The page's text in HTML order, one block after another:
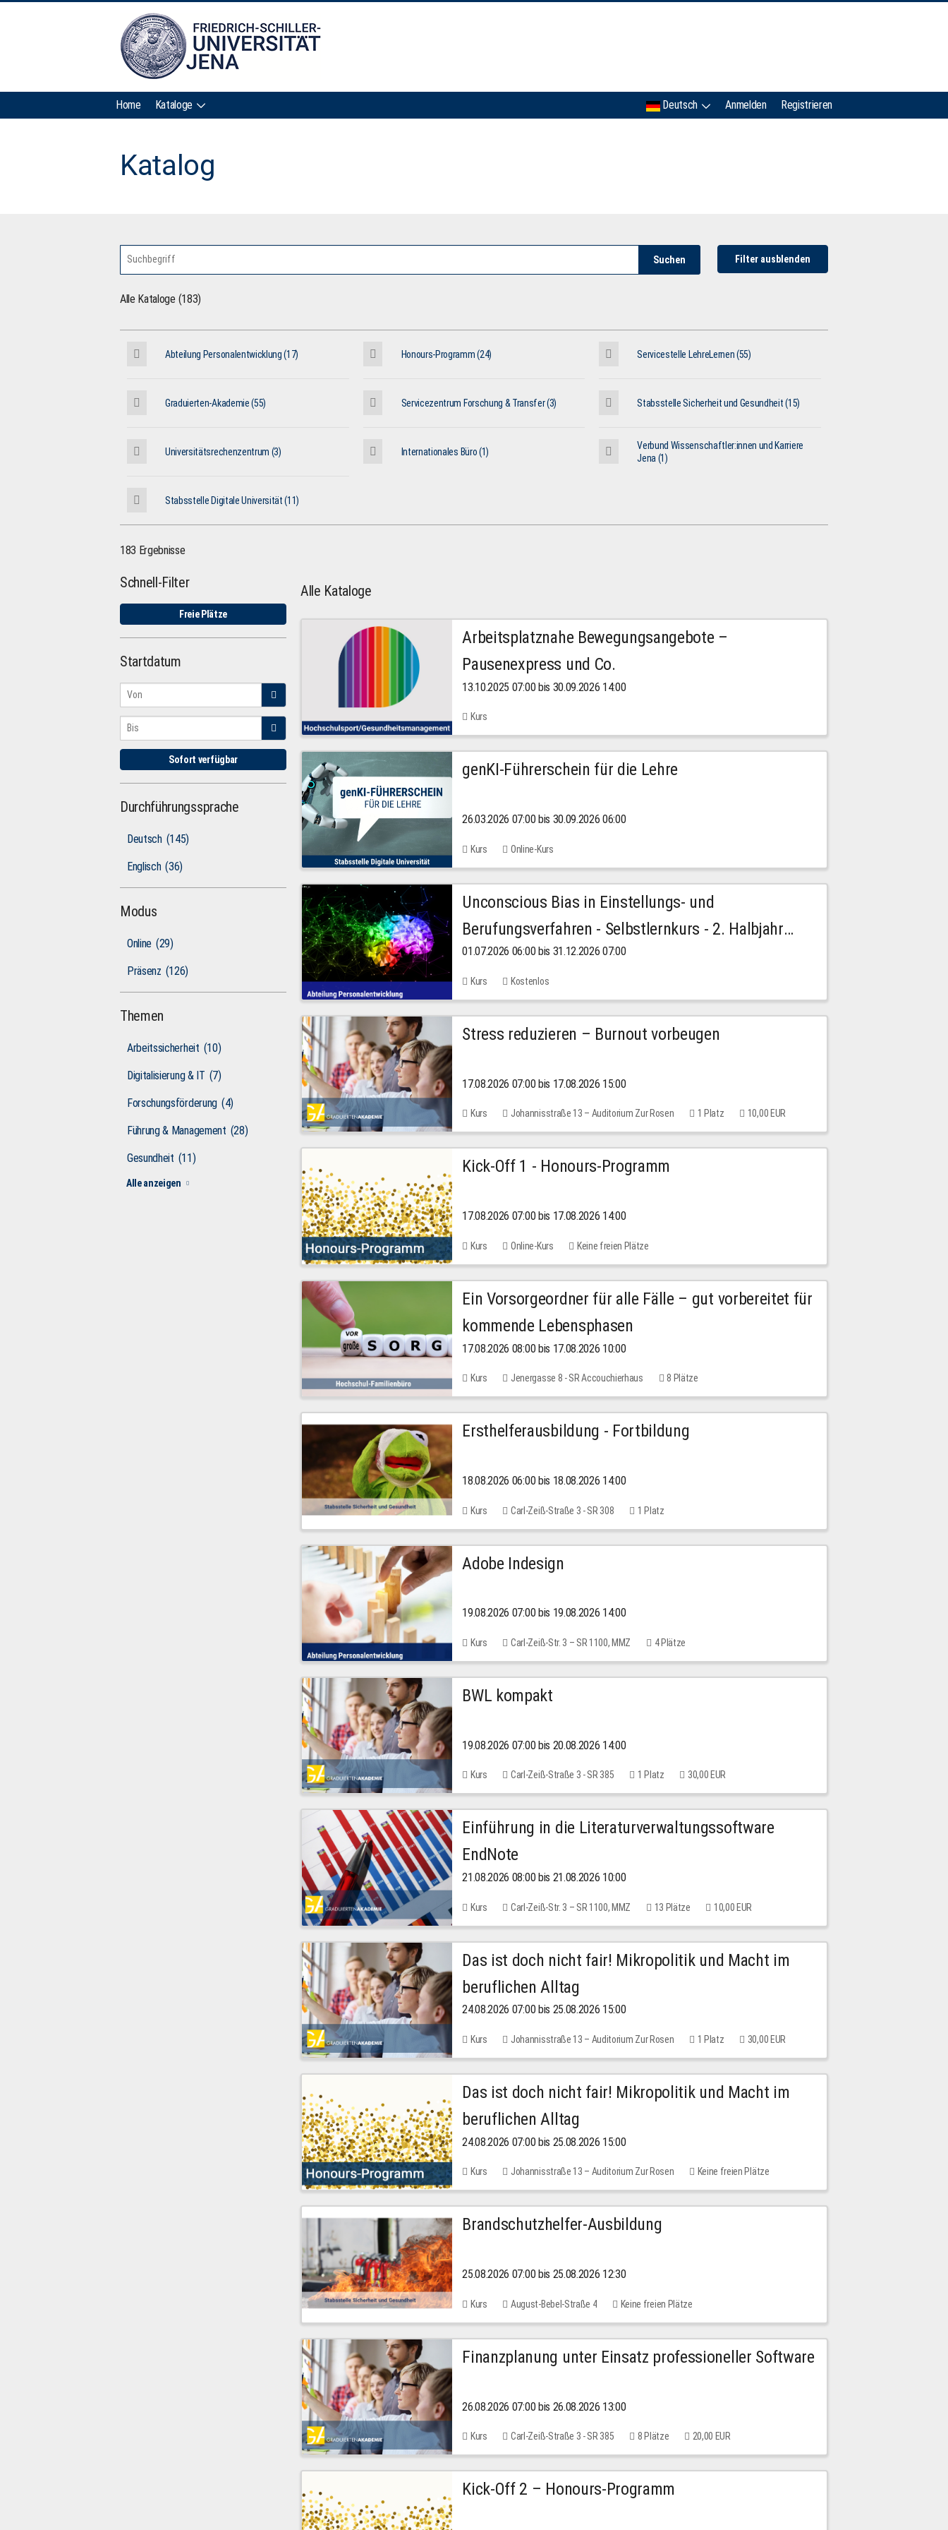
Home Kataloge Deutsch Anmelden Registrieren
Katalog
Suchen Filter ausblenden
Alle Kataloge (183)
Abteilung Personalentwicklung (17) Honours-Programm (24) Servicestelle LehreLernen (55)
Graduierten-Akademie (55) Servicezentrum Forschung & Transfer (3) Stabsstelle Sicherheit und Gesundheit (15)
Universitätsrechenzentrum (3) Internationales Büro (1)
Verbund Wissenschaftler:innen und Karriere
Jena (1)
Stabsstelle Digitale Universität (11)
183 Ergebnisse
Schnell-Filter
Freie Plätze
Startdatum
Sofort verfügbar
Durchführungssprache
Deutsch (145)
Englisch (36)
Modus
Online (29)
Präsenz (126)
Themen
Arbeitssicherheit (10)
Digitalisierung & IT (7)
Forschungsförderung (4)
Führung & Management (28)
Gesundheit (11)
Alle anzeigen
Alle Kataloge
Arbeitsplatznahe Bewegungsangebote –
Pausenexpress und Co.
13.10.2025 07:00 bis 30.09.2026 14:00
Kurs
genKI-Führerschein für die Lehre
26.03.2026 07:00 bis 30.09.2026 06:00
Kurs Online-Kurs
Unconscious Bias in Einstellungs- und
Berufungsverfahren - Selbstlernkurs - 2. Halbjahr
2026
01.07.2026 06:00 bis 31.12.2026 07:00
Kurs Kostenlos
Stress reduzieren – Burnout vorbeugen
17.08.2026 07:00 bis 17.08.2026 15:00
Kurs Johannisstraße 13 – Auditorium Zur Rosen 1 Platz 10,00 EUR
Kick-Off 1 - Honours-Programm
17.08.2026 07:00 bis 17.08.2026 14:00
Kurs Online-Kurs Keine freien Plätze
Ein Vorsorgeordner für alle Fälle – gut vorbereitet für
kommende Lebensphasen
17.08.2026 08:00 bis 17.08.2026 10:00
Kurs Jenergasse 8 - SR Accouchierhaus 8 Plätze
Ersthelferausbildung - Fortbildung
18.08.2026 06:00 bis 18.08.2026 14:00
Kurs Carl-Zeiß-Straße 3 - SR 308 1 Platz
Adobe Indesign
19.08.2026 07:00 bis 19.08.2026 14:00
Kurs Carl-Zeiß-Str. 3 – SR 1100, MMZ 4 Plätze
BWL kompakt
19.08.2026 07:00 bis 20.08.2026 14:00
Kurs Carl-Zeiß-Straße 3 - SR 385 1 Platz 30,00 EUR
Einführung in die Literaturverwaltungssoftware
EndNote
21.08.2026 08:00 bis 21.08.2026 10:00
Kurs Carl-Zeiß-Str. 3 – SR 1100, MMZ 13 Plätze 10,00 EUR
Das ist doch nicht fair! Mikropolitik und Macht im
beruflichen Alltag
24.08.2026 07:00 bis 25.08.2026 15:00
Kurs Johannisstraße 13 – Auditorium Zur Rosen 1 Platz 30,00 EUR
Das ist doch nicht fair! Mikropolitik und Macht im
beruflichen Alltag
24.08.2026 07:00 bis 25.08.2026 15:00
Kurs Johannisstraße 13 – Auditorium Zur Rosen Keine freien Plätze
Brandschutzhelfer-Ausbildung
25.08.2026 07:00 bis 25.08.2026 12:30
Kurs August-Bebel-Straße 4 Keine freien Plätze
Finanzplanung unter Einsatz professioneller Software
26.08.2026 07:00 bis 26.08.2026 13:00
Kurs Carl-Zeiß-Straße 3 - SR 385 8 Plätze 20,00 EUR
Kick-Off 2 – Honours-Programm